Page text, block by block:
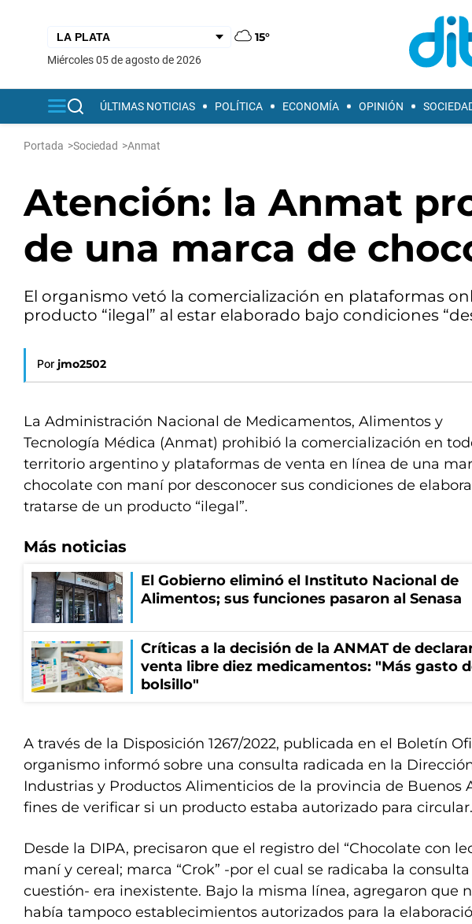
15°
miércoles 05 de agosto de 2026
ÚLTIMAS NOTICIAS POLÍTICA ECONOMÍA OPINIÓN
Portada >Sociedad >Anmat
Atención: la Anmat
de una marca de
El organismo vetó la comercialización en plataformas
producto “ilegal” al estar elaborado bajo condiciones
Por jmo2502
La Administración Nacional de Medicamentos, Alimentos y
Tecnología Médica (Anmat) prohibió la comercialización en
territorio argentino y plataformas de venta en línea de una
chocolate con maní por desconocer sus condiciones de
tratarse de un producto “ilegal”.
Más noticias
El Gobierno eliminó el Instituto Nacional de
Alimentos; sus funciones pasaron al Senasa
Críticas a la decisión de la ANMAT de
venta libre diez medicamentos: "Más gasto
bolsillo"
A través de la Disposición 1267/2022, publicada en el Boletín
organismo informó sobre una consulta radicada en la
Industrias y Productos Alimenticios de la provincia de Buenos
fines de verificar si un producto estaba autorizado para circular.
Desde la DIPA, precisaron que el registro del “Chocolate con
maní y cereal; marca “Crok” -por el cual se radicaba la
cuestión- era inexistente. Bajo la misma línea, agregaron que
había tampoco establecimientos autorizados para la